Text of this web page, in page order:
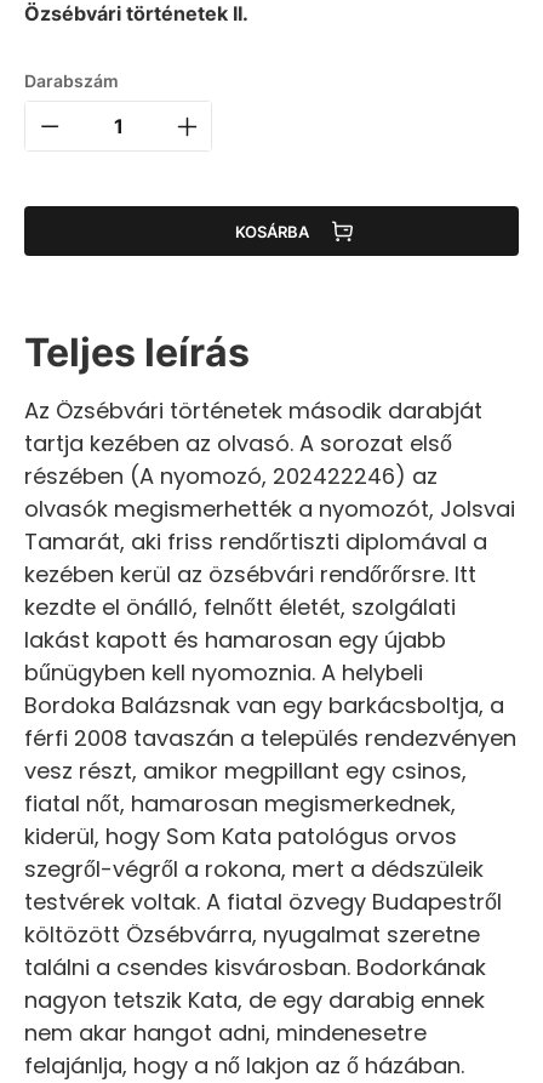
Özsébvári történetek II.
Darabszám
KOSÁRBA
Teljes leírás
Az Özsébvári történetek második darabját
tartja kezében az olvasó. A sorozat első
részében (A nyomozó, 202422246) az
olvasók megismerhették a nyomozót, Jolsvai
Tamarát, aki friss rendőrtiszti diplomával a
kezében kerül az özsébvári rendőrőrsre. Itt
kezdte el önálló, felnőtt életét, szolgálati
lakást kapott és hamarosan egy újabb
bűnügyben kell nyomoznia. A helybeli
Bordoka Balázsnak van egy barkácsboltja, a
férfi 2008 tavaszán a település rendezvényen
vesz részt, amikor megpillant egy csinos,
fiatal nőt, hamarosan megismerkednek,
kiderül, hogy Som Kata patológus orvos
szegről-végről a rokona, mert a dédszüleik
testvérek voltak. A fiatal özvegy Budapestről
költözött Özsébvárra, nyugalmat szeretne
találni a csendes kisvárosban. Bodorkának
nagyon tetszik Kata, de egy darabig ennek
nem akar hangot adni, mindenesetre
felajánlja, hogy a nő lakjon az ő házában.